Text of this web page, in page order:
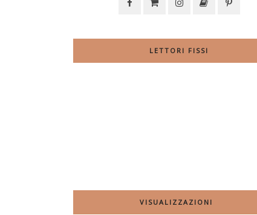
LETTORI FISSI
VISUALIZZAZIONI